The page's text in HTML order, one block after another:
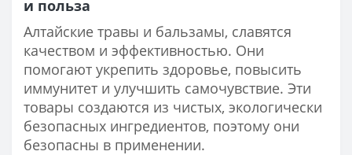
и польза
Алтайские травы и бальзамы, славятся
качеством и эффективностью. Они
помогают укрепить здоровье, повысить
иммунитет и улучшить самочувствие. Эти
товары создаются из чистых, экологически
безопасных ингредиентов, поэтому они
безопасны в применении.